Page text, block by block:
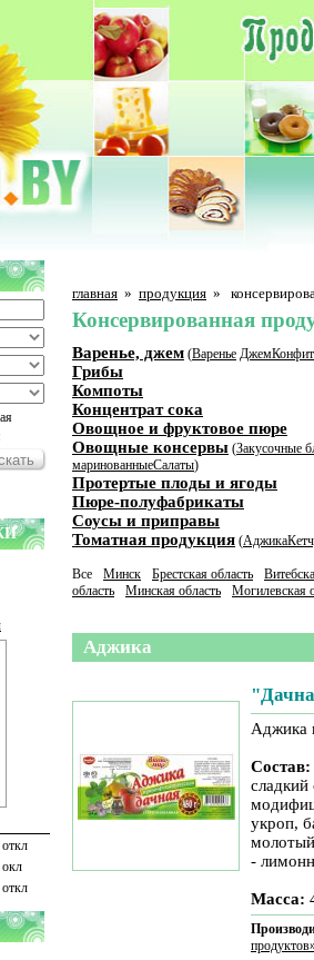
откл
окл
откл
главная » продукция »
Консервированная
Варенье, джем (Варенье Джем
Грибы
Компоты
Концентрат сока
Овощное и фруктовое пюре
Овощные консервы (Закусочные
маринованныеСалаты)
Протертые плоды и ягоды
Пюре-полуфабрикаты
Соусы и приправы
Томатная продукция (Аджика
Все Минск Брестская область
область
Минская область Могилевская
Аджика
Аджика
Состав:
сладкий
укроп,
-
Масса: